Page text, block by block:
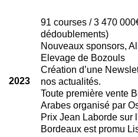
2023
91 courses / 3 470
dédoublements)
Nouveaux sponsors,
Elevage de Bozouls
Création d’une
nos actualités.
Toute première vente
Arabes organisé par
Prix Jean Laborde sur
Bordeaux est promu